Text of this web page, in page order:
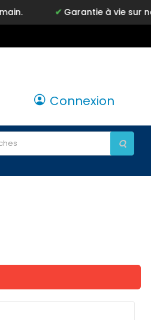
Garantie à vie sur
Connexion